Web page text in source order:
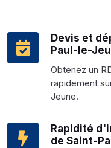
Devis et
Paul-le-
Obtenez un
rapidement
Jeune.
Rapidité
de Saint-